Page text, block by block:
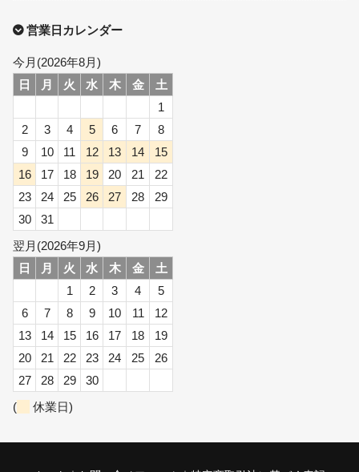
営業日カレンダー
今月(2026年8月)
日
月 火 水 木 金
土
1
2
3 4 5 6 7
8
9
10 11 12 13 14
15
16
17 18 19 20 21
22
23
24 25 26 27 28
29
30
31
翌月(2026年9月)
日
月 火 水 木 金
土
1
2 3 4
5
6
7 8 9 10 11
12
13
14 15 16 17 18
19
20
21 22 23 24 25
26
27
28 29
30
(
休業日)